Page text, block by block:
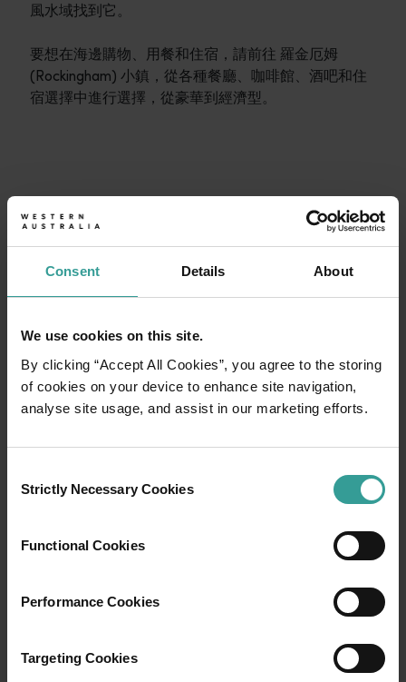
Consent Details About
We use cookies on this site.
By clicking “Accept All Cookies”, you agree to the storing
of cookies on your device to enhance site navigation,
analyse site usage, and assist in our marketing efforts.
Selection
Strictly Necessary Cookies
Functional Cookies
Performance Cookies
Targeting Cookies
風水域找到它。
要想在海邊購物、用餐和住宿，請前往 羅金厄姆
(Rockingham) 小鎮，從各種餐廳、咖啡館、酒吧和住
宿選擇中進行選擇，從豪華到經濟型。
旅遊故事
<p>準備好探索西澳州了嗎？瀏覽一下這些位於西澳州各地的
行程規劃工具
從標誌性的旅遊目的地與精彩難忘的自駕遊行程，到人跡罕至
開始規劃